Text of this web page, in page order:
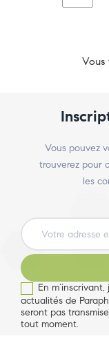
Vous
Vous pouvez
trouverez pour
les
En
actualités de
seront pas
tout moment.